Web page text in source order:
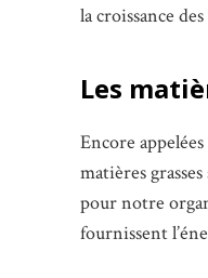
la croissance
Les
Encore
matières
pour notre
fournissent